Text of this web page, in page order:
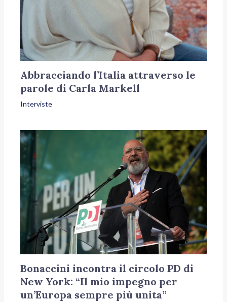
Abbracciando l’Italia attraverso le
parole di Carla Markell
Interviste
Bonaccini incontra il circolo PD di
New York: “Il mio impegno per
un’Europa sempre più unita”